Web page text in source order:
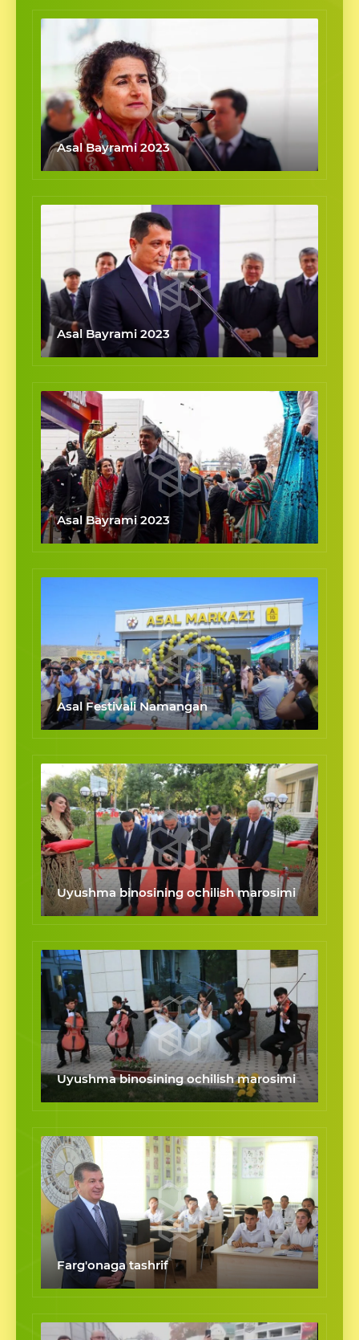
Asal Bayrami 2023
Asal Bayrami 2023
Asal Bayrami 2023
Asal Festivali Namangan
Uyushma binosining ochilish marosimi
Uyushma binosining ochilish marosimi
Farg'onaga tashrif